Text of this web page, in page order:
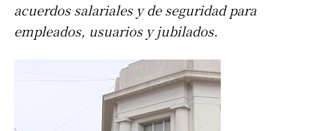
acuerdos salariales y de seguridad para
empleados, usuarios y jubilados.